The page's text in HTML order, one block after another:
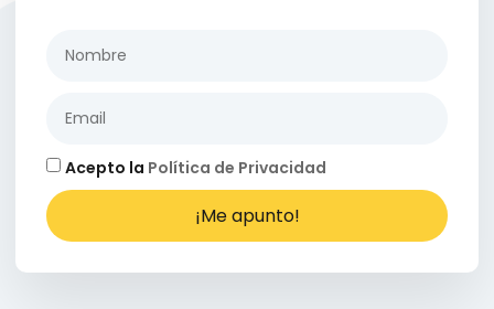
Acepto la Política de Privacidad
¡Me apunto!